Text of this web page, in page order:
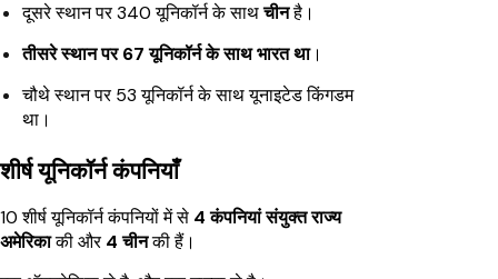
दूसरे स्थान पर 340 यूनिकॉर्न के साथचीनहै।
तीसरे स्थान पर 67 यूनिकॉर्न के साथ भारत था।
चौथे स्थान पर 53 यूनिकॉर्न के साथ यूनाइटेड किंगडम
था।
शीर्ष यूनिकॉर्न कंपनियाँ
10 शीर्ष यूनिकॉर्न कंपनियों में से 4 कंपनियां संयुक्त राज्य
अमेरिकाकी और4 चीनकी हैं।